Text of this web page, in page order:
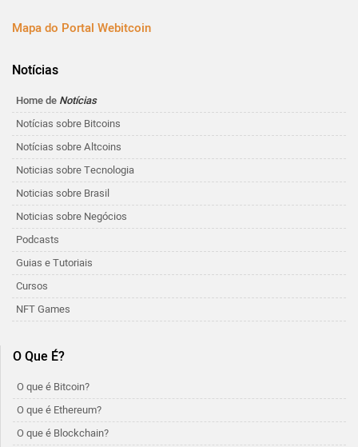
Mapa do Portal Webitcoin
Notícias
Home de Notícias
Notícias sobre Bitcoins
Notícias sobre Altcoins
Noticias sobre Tecnologia
Noticias sobre Brasil
Noticias sobre Negócios
Podcasts
Guias e Tutoriais
Cursos
NFT Games
O Que É?
O que é Bitcoin?
O que é Ethereum?
O que é Blockchain?